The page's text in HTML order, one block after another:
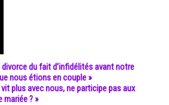
divorce du fait d’infidélités avant notre
nous étions en couple »
vit plus avec nous, ne participe pas aux
mariée ? »